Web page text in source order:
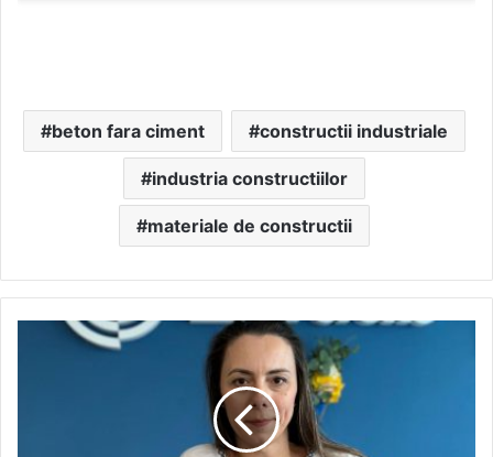
beton fara ciment constructii industriale
industria constructiilor
materiale de constructii
Lindab:
Profesioniștii